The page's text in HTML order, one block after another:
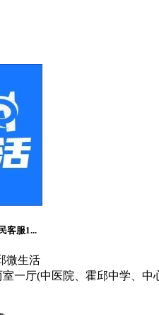
客服1...
微生活
一厅(中医院、霍邱中学、